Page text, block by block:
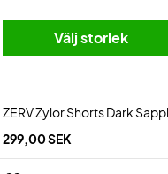
Välj storlek
ZERV Zylor Shorts Dark
299,00 SEK